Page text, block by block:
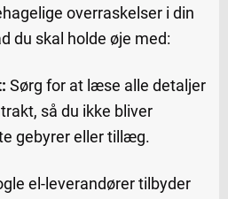
overraskelser i din
du skal holde øje med:
Sørg for at læse alle detaljer
så du ikke bliver
gebyrer eller tillæg.
el-leverandører tilbyder